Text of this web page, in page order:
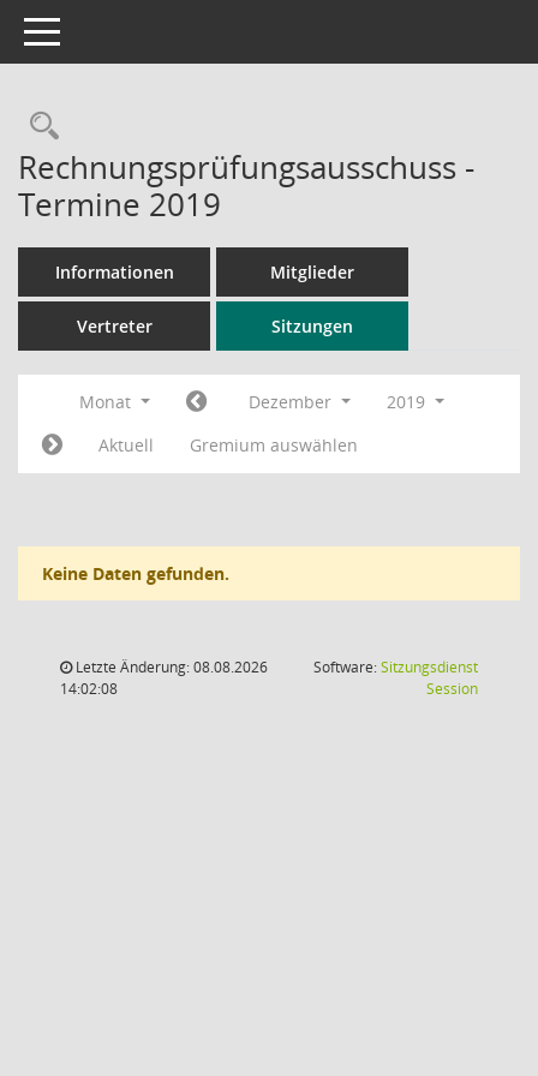
Toggle navigation
Rechercheauswahl
Rechnungsprüfungsausschuss -
Termine 2019
Informationen Mitglieder
Vertreter Sitzungen
Monat Dezember
2019
Aktuell
Gremium auswählen
Keine Daten gefunden.
Letzte Änderung: 08.08.2026
14:02:08
Software:Sitzungsdienst
Session(Wird in